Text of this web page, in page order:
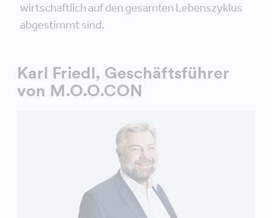
wirtschaftlich auf den gesamten Lebenszyklus
abgestimmt sind.
Karl Friedl, Geschäftsführer
von M.O.O.CON